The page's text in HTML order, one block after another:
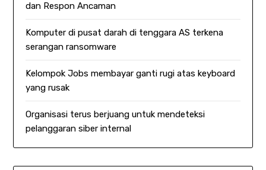
dan Respon Ancaman
Komputer di pusat darah di tenggara AS terkena
serangan ransomware
Kelompok Jobs membayar ganti rugi atas keyboard
yang rusak
Organisasi terus berjuang untuk mendeteksi
pelanggaran siber internal